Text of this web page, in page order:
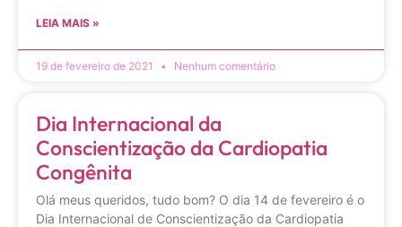
LEIA MAIS »
19 de fevereiro de 2021 Nenhum comentário
Dia Internacional da
Conscientização da Cardiopatia
Congênita
Olá meus queridos, tudo bom? O dia 14 de fevereiro é o
Dia Internacional de Conscientização da Cardiopatia